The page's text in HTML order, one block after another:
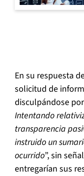
En su respuesta
solicitud de
disculpándose
Intentando
transparencia
instruido un
ocurrido”, sin
entregarían sus